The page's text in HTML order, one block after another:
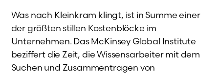
Was nach Kleinkram klingt, ist in Summe einer
der größten stillen Kostenblöcke im
Unternehmen. Das McKinsey Global Institute
beziffert die Zeit, die Wissensarbeiter mit dem
Suchen und Zusammentragen von